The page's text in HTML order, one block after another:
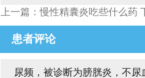
上一篇：慢性精囊炎吃些什么药
患者评论
尿频，被诊断为膀胱炎，不尿